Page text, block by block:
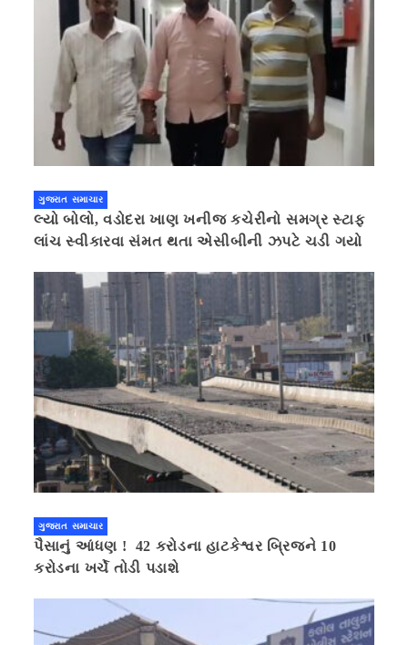
ગુજરાત સમાચાર
લ્યો બોલો, વડોદરા ખાણ ખનીજ કચેરીનો સમગ્ર સ્ટાફ
લાંચ સ્વીકારવા સંમત થતા એસીબીની ઝપટે ચડી ગયો
ગુજરાત સમાચાર
પૈસાનું આંધણ ! 42 કરોડના હાટકેશ્વર બ્રિજને 10
કરોડના ખર્ચે તોડી પડાશે